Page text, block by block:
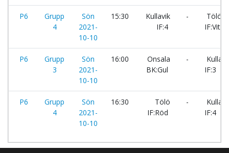
P6
Grupp
4
Sön
2021-
10-10
15:30
Kullavik
IF:4
-
Tölö
IF:Vit
P6
Grupp
3
Sön
2021-
10-10
16:00
Onsala
BK:Gul
-
IF:3
P6
Grupp
4
Sön
2021-
10-10
16:30
Tölö
IF:Röd
-
IF:4